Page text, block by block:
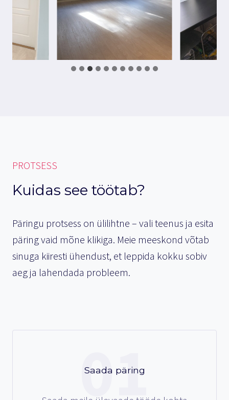
PROTSESS
Kuidas see töötab?
Päringu protsess on ülilihtne – vali teenus ja esita
päring vaid mõne klikiga. Meie meeskond võtab
sinuga kiiresti ühendust, et leppida kokku sobiv
aeg ja lahendada probleem.
01
Saada päring